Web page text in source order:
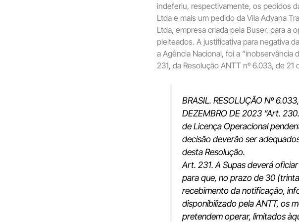
indeferiu, respectivamente, os pedidos
Ltda e mais um pedido da Vila Adyana
Ltda, empresa criada pela Buser, para a
pleiteados. A justificativa para negativa
a Agência Nacional, foi a
231, da Resolução ANTT nº 6.033, de
BRASIL. RESOLUÇÃO Nº
DEZEMBRO DE 2023 “Art.
de Licença Operacional
decisão deverão ser
desta Resolução.
Art. 231. A Supas deverá
para que, no prazo de 30
recebimento da notificação,
disponibilizado pela ANTT, os
pretendem operar, limitados